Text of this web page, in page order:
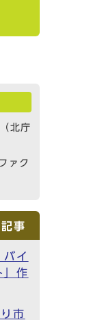
北庁
ァク
事
バイ
」作
市